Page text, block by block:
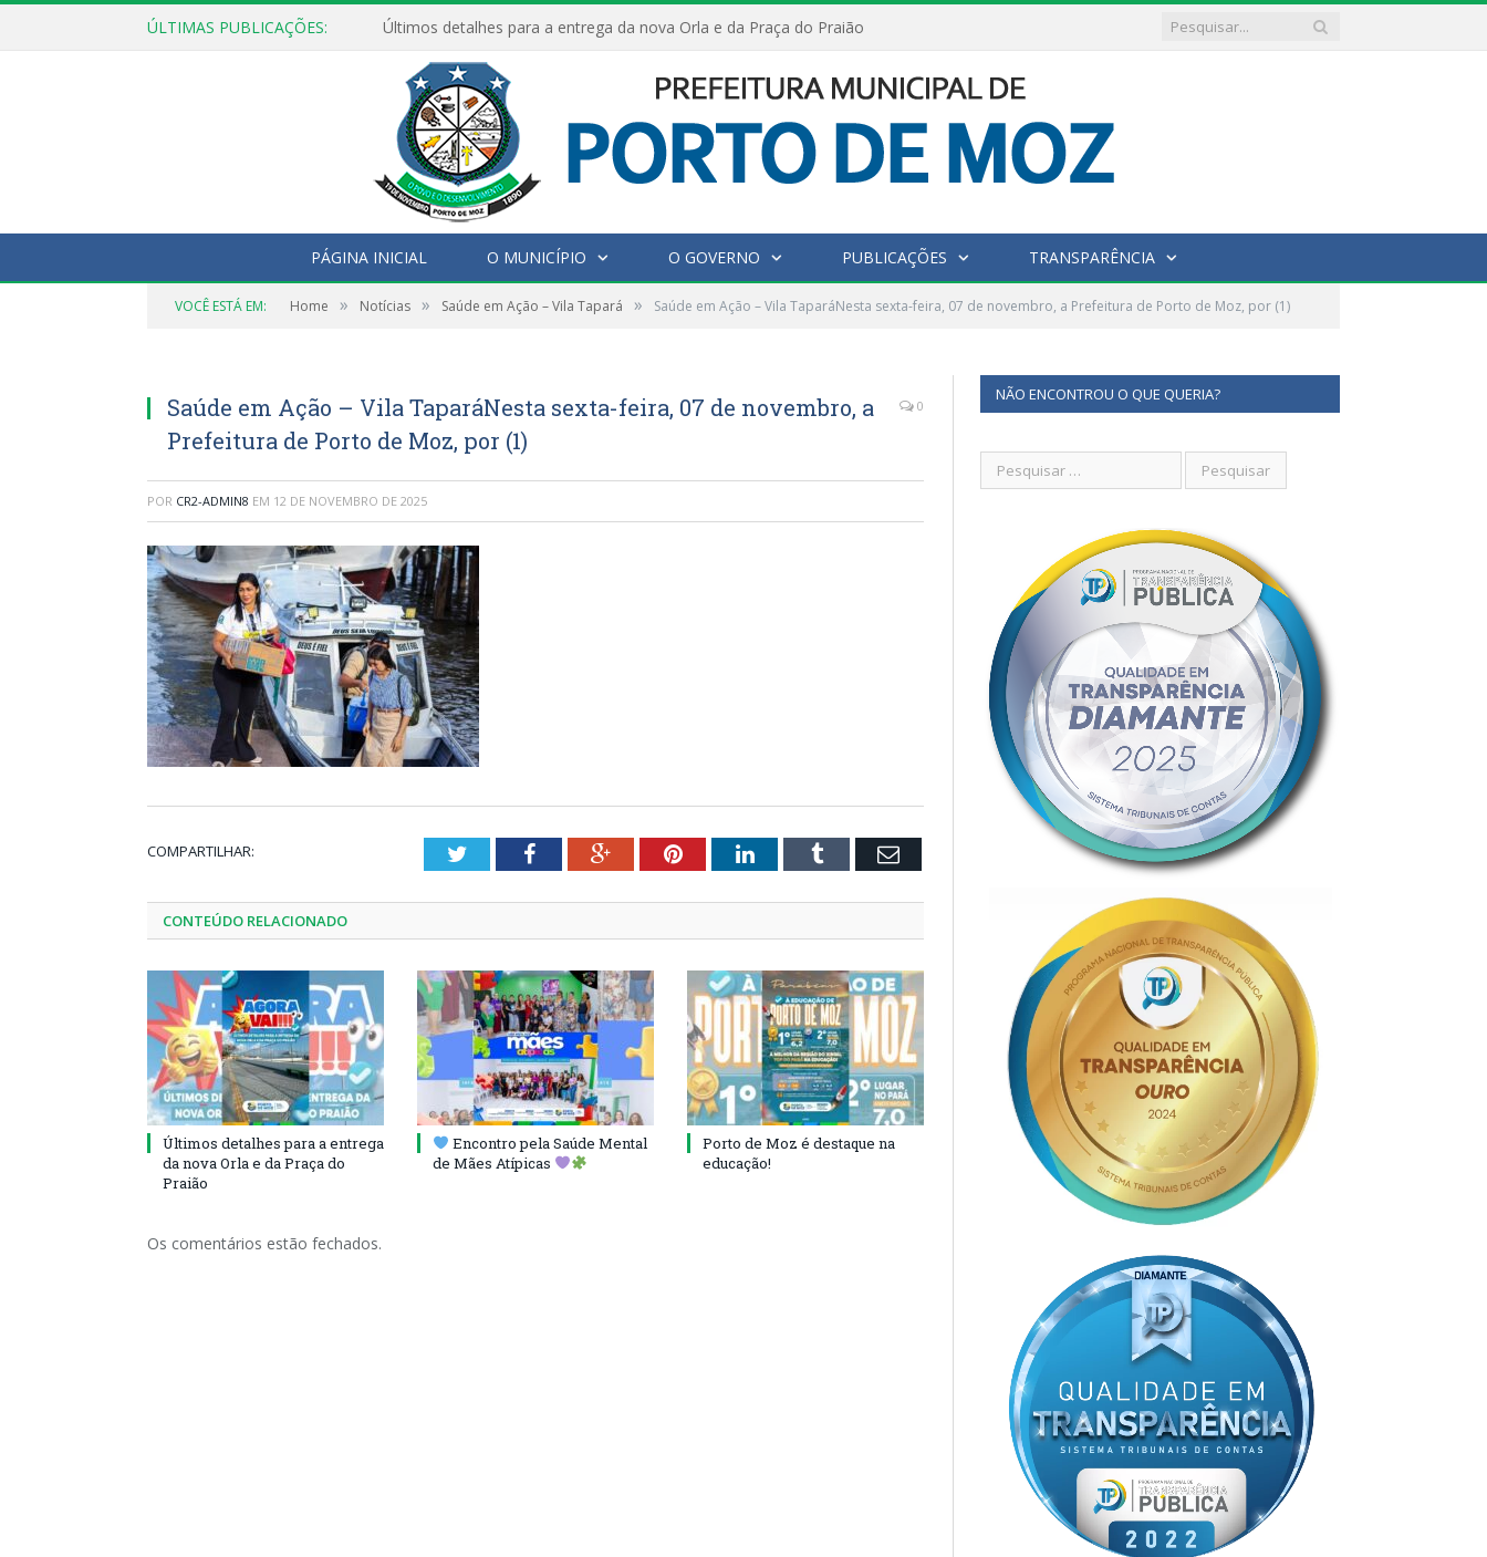
ÚLTIMAS PUBLICAÇÕES: Últimos detalhes para a entrega da nova Orla e da Praça do Praião
PÁGINA INICIAL O MUNICÍPIO O GOVERNO PUBLICAÇÕES TRANSPARÊNCIA
VOCÊ ESTÁ EM: Home » Notícias » Saúde em Ação – Vila Tapará » Saúde em Ação – Vila TaparáNesta sexta-feira, 07 de novembro, a Prefeitura de Porto de Moz, por (1)
Saúde em Ação – Vila TaparáNesta sexta-feira, 07 de novembro, a
Prefeitura de Porto de Moz, por (1)
0
POR CR2-ADMIN8 EM 12 DE NOVEMBRO DE 2025
COMPARTILHAR: TwitterFacebookGoogle+PinterestLinkedInTumblr Email
CONTEÚDO RELACIONADO
Últimos detalhes para a entrega
da nova Orla e da Praça do
Praião
Encontro pela Saúde Mental
de Mães Atípicas
Porto de Moz é destaque na
educação!
Os comentários estão fechados.
NÃO ENCONTROU O QUE QUERIA?